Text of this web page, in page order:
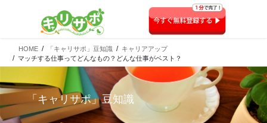
HOME 「キャリサポ」豆知識
キャリアアップ
マッチする仕事ってどんなもの？どんな仕事がベスト？
「キャリサポ」豆知識